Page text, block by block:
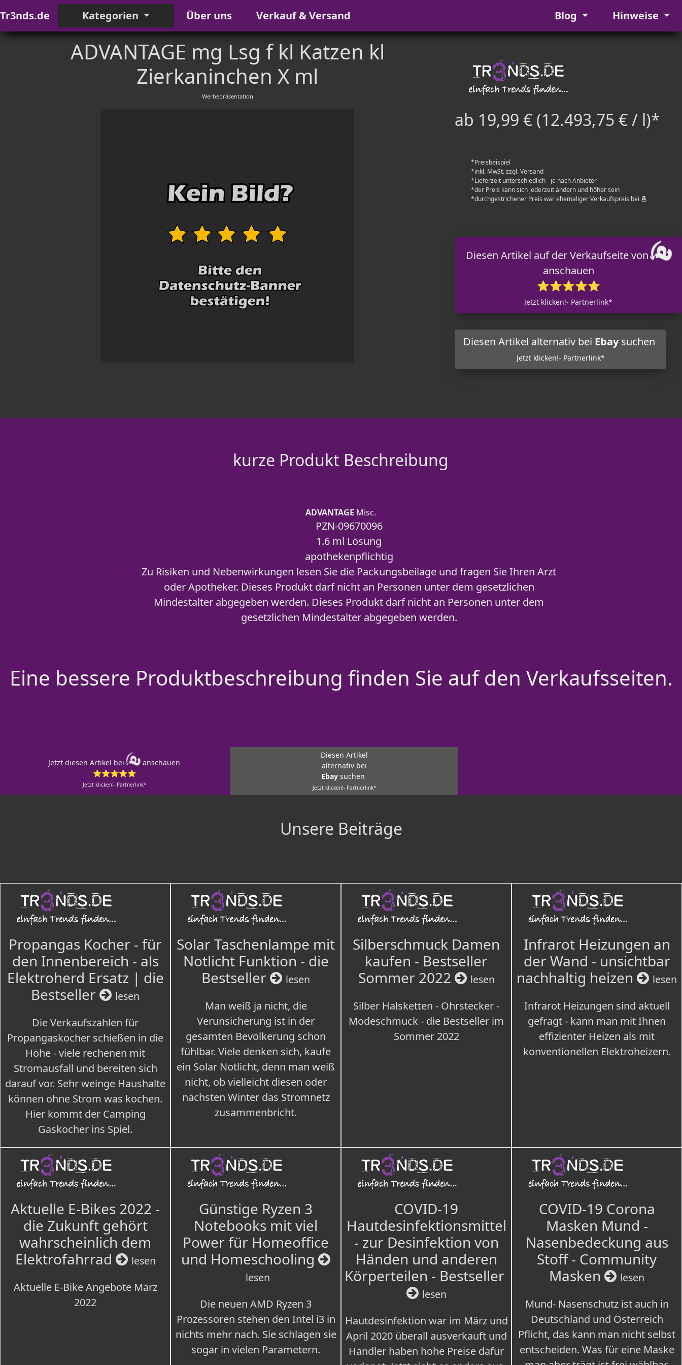
Tr3nds.de Kategorien Über uns Verkauf & Versand Blog Hinweise
ADVANTAGE mg Lsg f kl Katzen kl
Zierkaninchen X ml
Werbepräsentation
ab 19,99 € (12.493,75 € / l)*
*Preisbeispiel
*inkl. MwSt. zzgl. Versand
*Lieferzeit unterschiedlich - je nach Anbieter
*der Preis kann sich jederzeit ändern und höher sein
*durchgestrichener Preis war ehemaliger Verkaufspreis bei
Diesen Artikel auf der Verkaufseite von
anschauen
⭐⭐⭐⭐⭐
Jetzt klicken!- Partnerlink*
Diesen Artikel alternativ bei Ebaysuchen
Jetzt klicken!- Partnerlink*
kurze Produkt Beschreibung
ADVANTAGE Misc.
PZN-09670096
1.6 ml Lösung
apothekenpflichtig
Zu Risiken und Nebenwirkungen lesen Sie die Packungsbeilage und fragen Sie Ihren Arzt
oder Apotheker. Dieses Produkt darf nicht an Personen unter dem gesetzlichen
Mindestalter abgegeben werden. Dieses Produkt darf nicht an Personen unter dem
gesetzlichen Mindestalter abgegeben werden.
Eine bessere Produktbeschreibung finden Sie auf den Verkaufsseiten.
Jetzt diesen Artikel bei
anschauen
⭐⭐⭐⭐⭐
Jetzt klicken!- Partnerlink*
Diesen Artikel
alternativ bei
Ebay suchen
Jetzt klicken!- Partnerlink*
Unsere Beiträge
Propangas Kocher - für
den Innenbereich - als
Elektroherd Ersatz | die
Bestseller
lesen
Die Verkaufszahlen für
Propangaskocher schießen in die
Höhe - viele rechenen mit
Stromausfall und bereiten sich
darauf vor. Sehr weinge Haushalte
können ohne Strom was kochen.
Hier kommt der Camping
Gaskocher ins Spiel.
Solar Taschenlampe mit
Notlicht Funktion - die
Bestseller
lesen
Man weiß ja nicht, die
Verunsicherung ist in der
gesamten Bevölkerung schon
fühlbar. Viele denken sich, kaufe
ein Solar Notlicht, denn man weiß
nicht, ob vielleicht diesen oder
nächsten Winter das Stromnetz
zusammenbricht.
Silberschmuck Damen
kaufen - Bestseller
Sommer 2022
lesen
Silber Halsketten - Ohrstecker -
Modeschmuck - die Bestseller im
Sommer 2022
Infrarot Heizungen an
der Wand - unsichtbar
nachhaltig heizen
lesen
Infrarot Heizungen sind aktuell
gefragt - kann man mit Ihnen
effizienter Heizen als mit
konventionellen Elektroheizern.
Aktuelle E-Bikes 2022 -
die Zukunft gehört
wahrscheinlich dem
Elektrofahrrad
lesen
Aktuelle E-Bike Angebote März
2022
Günstige Ryzen 3
Notebooks mit viel
Power für Homeoffice
und Homeschooling
lesen
Die neuen AMD Ryzen 3
Prozessoren stehen den Intel i3 in
nichts mehr nach. Sie schlagen sie
sogar in vielen Parametern.
COVID-19
Hautdesinfektionsmittel
- zur Desinfektion von
Händen und anderen
Körperteilen - Bestseller
lesen
Hautdesinfektion war im März und
April 2020 überall ausverkauft und
Händler haben hohe Preise dafür
COVID-19 Corona
Masken Mund -
Nasenbedeckung aus
Stoff - Community
Masken
lesen
Mund- Nasenschutz ist auch in
Deutschland und Österreich
Pflicht, das kann man nicht selbst
entscheiden. Was für eine Maske